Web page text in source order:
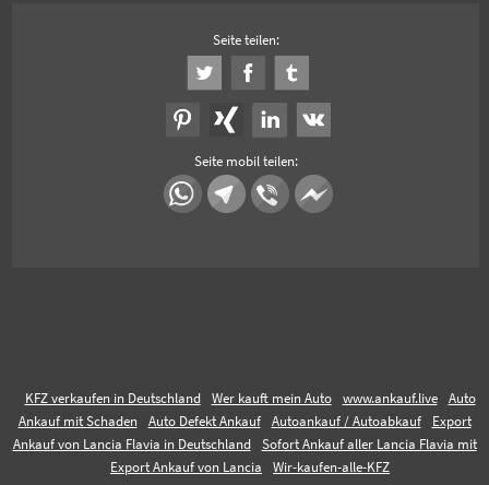
Seite teilen:
Seite mobil teilen:
KFZ verkaufen in Deutschland Wer kauft mein Auto www.ankauf.live
Auto
Ankauf mit Schaden
Auto Defekt Ankauf Autoankauf / Autoabkauf
Export
Ankauf von Lancia Flavia in Deutschland
Sofort Ankauf aller Lancia Flavia mit
Export Ankauf von Lancia
Wir-kaufen-alle-KFZ